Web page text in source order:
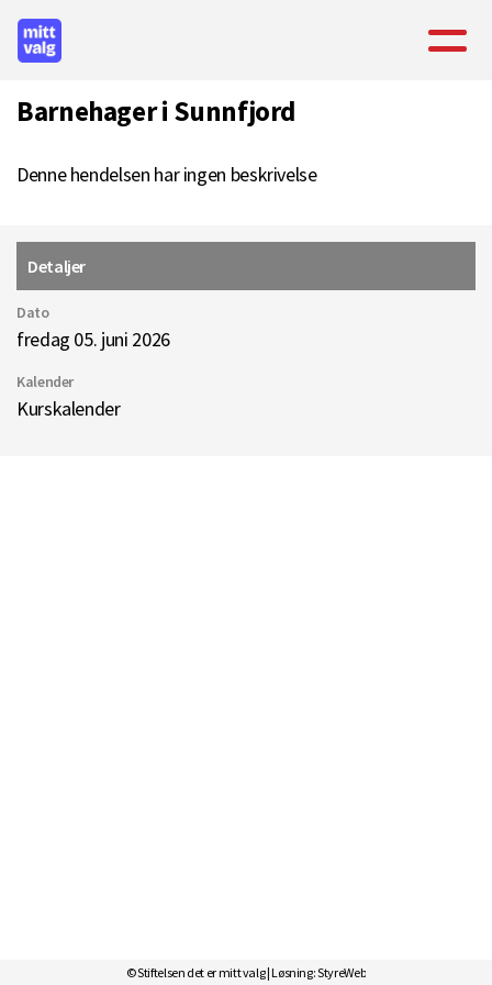
Barnehager i Sunnfjord
Denne hendelsen har ingen beskrivelse
Detaljer
Dato
fredag 05. juni 2026
Kalender
Kurskalender
© Stiftelsen det er mitt valg | Løsning:StyreWeb